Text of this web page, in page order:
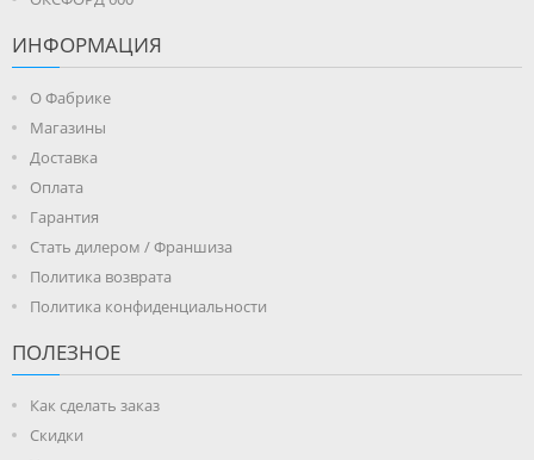
ИНФОРМАЦИЯ
О Фабрике
Магазины
Доставка
Оплата
Гарантия
Стать дилером / Франшиза
Политика возврата
Политика конфиденциальности
ПОЛЕЗНОЕ
Как сделать заказ
Скидки